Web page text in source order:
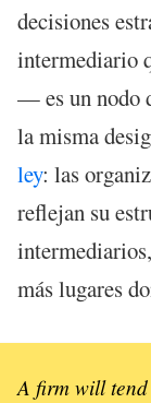
decisiones
intermediario
— es un nodo
la misma
ley: las
reflejan su
más lugares
A firm will